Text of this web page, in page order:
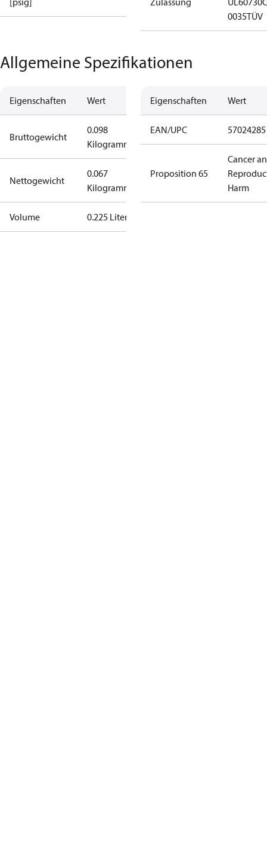
0035TÜV
Allgemeine Spezifikationen
Eigenschaften Wert
Bruttogewicht
0.098
Kilogramm
Nettogewicht
0.067
Kilogramm
Volume 0.225 Liter
Eigenschaften Wert
EAN/UPC
Proposition 65
Cancer
Harm